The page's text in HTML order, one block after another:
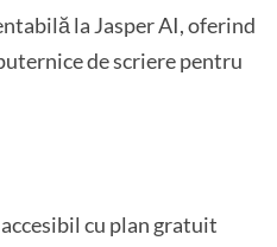
la Jasper AI, oferind
de scriere pentru
cu plan gratuit